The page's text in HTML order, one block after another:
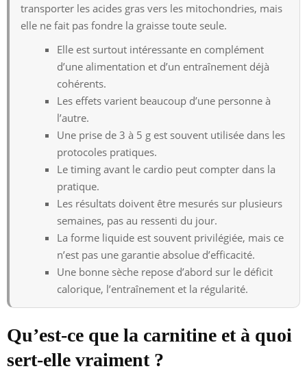
transporter les acides gras vers les mitochondries, mais
elle ne fait pas fondre la graisse toute seule.
Elle est surtout intéressante en complément
d’une alimentation et d’un entraînement déjà
cohérents.
Les effets varient beaucoup d’une personne à
l’autre.
Une prise de 3 à 5 g est souvent utilisée dans les
protocoles pratiques.
Le timing avant le cardio peut compter dans la
pratique.
Les résultats doivent être mesurés sur plusieurs
semaines, pas au ressenti du jour.
La forme liquide est souvent privilégiée, mais ce
n’est pas une garantie absolue d’efficacité.
Une bonne sèche repose d’abord sur le déficit
calorique, l’entraînement et la régularité.
Qu’est-ce que la carnitine et à quoi
sert-elle vraiment ?